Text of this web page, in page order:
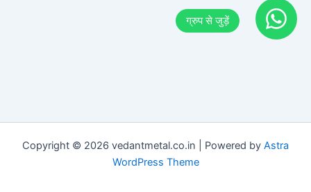
Copyright © 2026 vedantmetal.co.in | Powered by Astra
WordPress Theme